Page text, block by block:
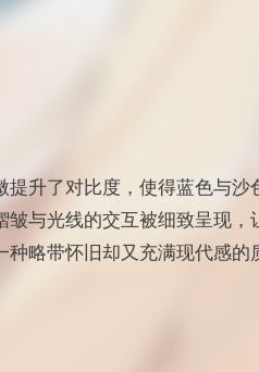
升了对比度，使得蓝色与沙
与光线的交互被细致呈现，
略带怀旧却又充满现代感的